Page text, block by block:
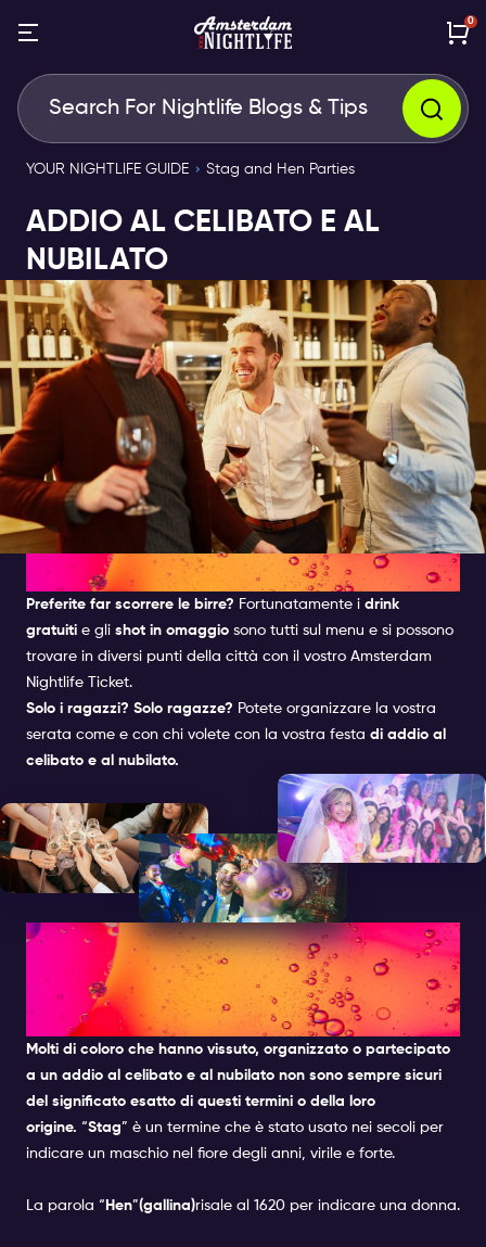
0
YOUR NIGHTLIFE GUIDE Stag and Hen Parties
ADDIO AL CELIBATO E AL
NUBILATO
STAG AND HEN
Preferite far scorrere le birre? Fortunatamente i drink
gratuiti e gli shot in omaggio sono tutti sul menu e si possono
trovare in diversi punti della città con il vostro Amsterdam
Nightlife Ticket.
Solo i ragazzi? Solo ragazze? Potete organizzare la vostra
serata come e con chi volete con la vostra festa di addio al
celibato e al nubilato.
CHE COS'È UNA FESTA DI
ADDIO AL CELIBATO E AL
NUBILATO?
Molti di coloro che hanno vissuto, organizzato o partecipato
a un addio al celibato e al nubilato non sono sempre sicuri
del significato esatto di questi termini o della loro
origine. “Stag” è un termine che è stato usato nei secoli per
indicare un maschio nel fiore degli anni, virile e forte.
La parola “ Hen”(gallina)risale al 1620 per indicare una donna.